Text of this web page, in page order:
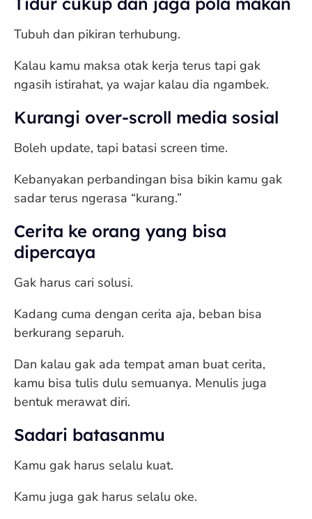
Tubuh dan pikiran terhubung.
Kalau kamu maksa otak kerja terus tapi gak
ngasih istirahat, ya wajar kalau dia ngambek.
Kurangi over-scroll media sosial
Boleh update, tapi batasi screen time.
Kebanyakan perbandingan bisa bikin kamu gak
sadar terus ngerasa “kurang.”
Cerita ke orang yang bisa
dipercaya
Gak harus cari solusi.
Kadang cuma dengan cerita aja, beban bisa
berkurang separuh.
Dan kalau gak ada tempat aman buat cerita,
kamu bisa tulis dulu semuanya. Menulis juga
bentuk merawat diri.
Sadari batasanmu
Kamu gak harus selalu kuat.
Kamu juga gak harus selalu oke.